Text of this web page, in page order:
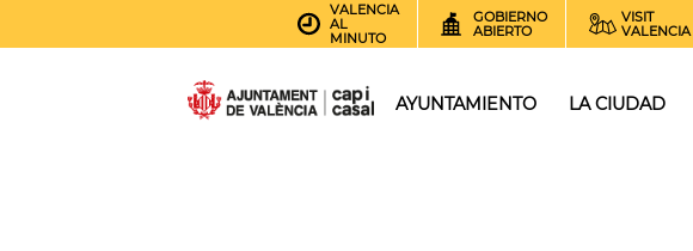
VALENCIA
AL
MINUTO
GOBIERNO
ABIERTO
VISIT
VALENCIA
AYUNTAMIENTO LA CIUDAD